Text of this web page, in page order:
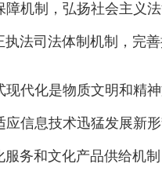
机制，弘扬社会主义
法司法体制机制，完
化是物质文明和精神
信息技术迅猛发展新
务和文化产品供给机